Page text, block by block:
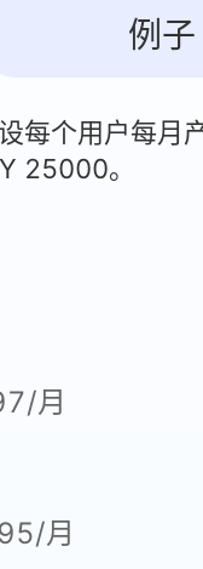
例子
每个用户每月
25000。
月
月